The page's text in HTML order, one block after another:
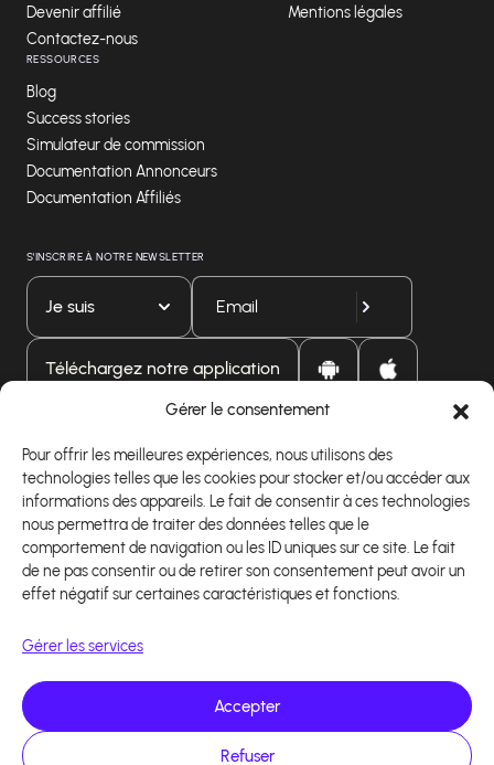
Gérer le consentement
Pour offrir les meilleures expériences, nous utilisons des
technologies telles que les cookies pour stocker et/ou accéder aux
informations des appareils. Le fait de consentir à ces technologies
nous permettra de traiter des données telles que le
comportement de navigation ou les ID uniques sur ce site. Le fait
de ne pas consentir ou de retirer son consentement peut avoir un
effet négatif sur certaines caractéristiques et fonctions.
Gérer les services
Accepter
Refuser
Devenir affilié
Contactez-nous
Mentions légales
RESSOURCES
Blog
Success stories
Simulateur de commission
Documentation Annonceurs
Documentation Affiliés
S'INSCRIRE À NOTRE NEWSLETTER
Je suis
Téléchargez notre application
Copyright 2026 - Logiciel d'affiliation - Tous droits